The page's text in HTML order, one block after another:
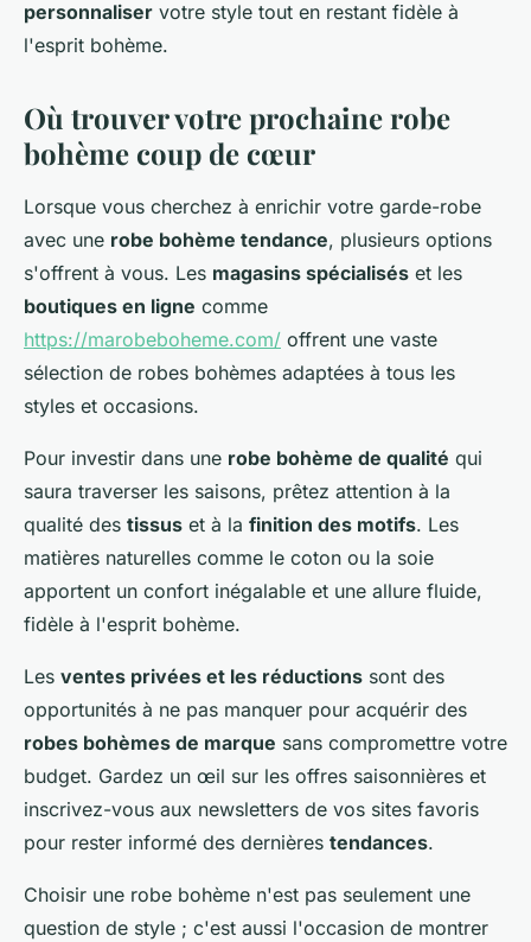
personnaliser votre style tout en restant fidèle à
l'esprit bohème.
Où trouver votre prochaine robe
bohème coup de cœur
Lorsque vous cherchez à enrichir votre garde-robe
avec une robe bohème tendance, plusieurs options
s'offrent à vous. Les magasins spécialisés et les
boutiques en ligne comme
https://marobeboheme.com/ offrent une vaste
sélection de robes bohèmes adaptées à tous les
styles et occasions.
Pour investir dans une robe bohème de qualité qui
saura traverser les saisons, prêtez attention à la
qualité des tissus et à la finition des motifs. Les
matières naturelles comme le coton ou la soie
apportent un confort inégalable et une allure fluide,
fidèle à l'esprit bohème.
Les ventes privées et les réductions sont des
opportunités à ne pas manquer pour acquérir des
robes bohèmes de marque sans compromettre votre
budget. Gardez un œil sur les offres saisonnières et
inscrivez-vous aux newsletters de vos sites favoris
pour rester informé des dernières tendances.
Choisir une robe bohème n'est pas seulement une
question de style ; c'est aussi l'occasion de montrer